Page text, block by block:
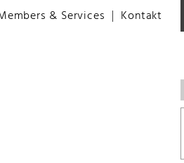
& Services Kontakt